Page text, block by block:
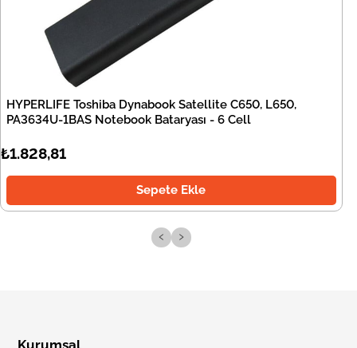
HYPERLIFE Toshiba Dynabook Satellite C650, L650,
PA3634U-1BAS Notebook Bataryası - 6 Cell
₺1.828,81
Sepete Ekle
‹ ›